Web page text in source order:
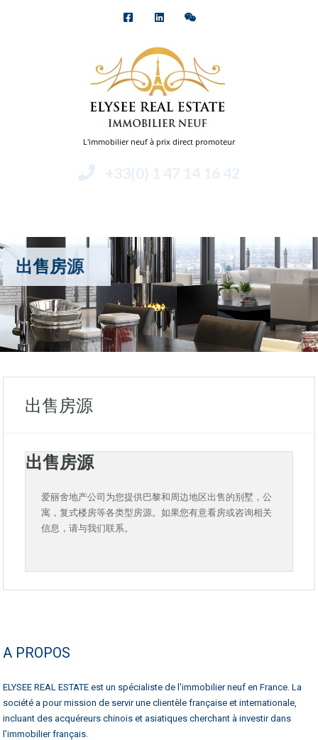
L'immobilier neuf à prix direct promoteur
+33(0) 1 47 14 16 42
出售房源
出售房源
出售房源
爱丽舍地产公司为您提供巴黎和周边地区出售的别墅，公
寓，复式楼房等各类型房源。如果您有意看房或咨询相关
信息，请与我们联系。
A PROPOS
ELYSEE REAL ESTATE est un spécialiste de l'immobilier neuf en France. La
société a pour mission de servir une clientèle française et internationale,
incluant des acquéreurs chinois et asiatiques cherchant à investir dans
l’immobilier français.